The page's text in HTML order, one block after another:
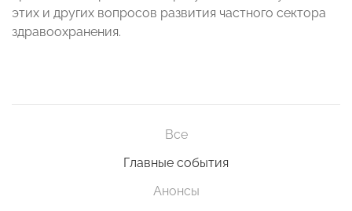
этих и других вопросов развития частного сектора
здравоохранения.
Все
Главные события
Анонсы